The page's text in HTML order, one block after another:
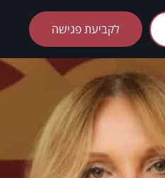
לקביעת פגישה